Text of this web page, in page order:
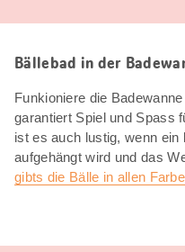
Bällebad in der
Funkioniere die
garantiert Spiel und Spass
ist es auch lustig, wenn
aufgehängt wird und das
gibts die Bälle in allen